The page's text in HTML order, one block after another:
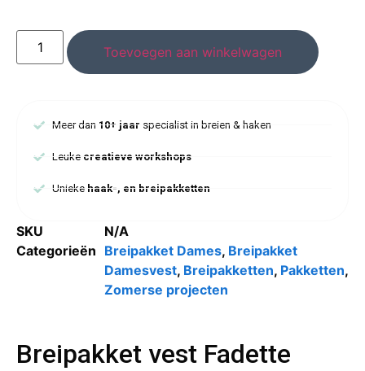
Toevoegen aan winkelwagen
Meer dan 10+ jaar specialist in breien & haken
Leuke creatieve workshops
Uniekehaak-, en breipakketten
SKU
N/A
Categorieën Breipakket Dames, Breipakket
Damesvest, Breipakketten, Pakketten,
Zomerse projecten
Breipakket vest Fadette